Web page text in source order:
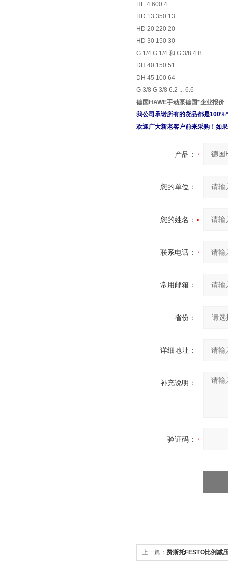
HE 4 600 4
HD 13 350 13
HD 20 220 20
HD 30 150 30
G 1/4 G 1/4 和 G 3/8 4.8
DH 40 150 51
DH 45 100 64
G 3/8 G 3/8 6.2 ... 6.6
德国HAWE手动泵德国*企业报价
我公司承诺所有的货品都是
欢迎广大新老客户前来采购！如
产品：
您的单位：
您的姓名：
联系电话：
常用邮箱：
省份：
详细地址：
补充说明：
验证码：
上一篇： 费斯托FESTO比例减